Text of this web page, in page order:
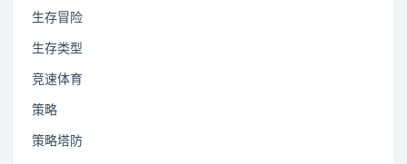
生存冒险
生存类型
竞速体育
策略
策略塔防